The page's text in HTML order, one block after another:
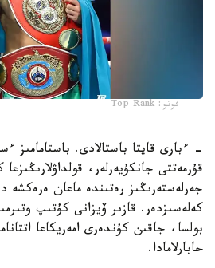
فوتو: Top Rank
- ءبارى قايتا باستالادى. باستامامىز
قۇرمەتتى جانكۇيەرلەر،
جەرلەستەرىڭىز رەتىندە ماعان ەرەكشە
كەلەسىزدەر. قازىر ۆيزانى كۇتىپ
بولسا، جاقىن كۇندەرى امەريكاعا
حابارلامادا.